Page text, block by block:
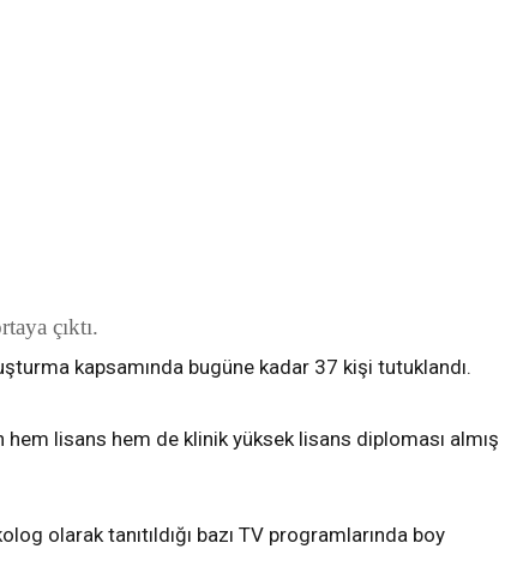
çıktı.
kapsamında bugüne kadar 37 kişi tutuklandı.
hem lisans hem de klinik yüksek lisans diploması almış
olarak tanıtıldığı bazı TV programlarında boy